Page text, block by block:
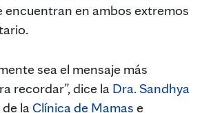
encuentran en ambos extremos
sea el mensaje más
recordar”, dice la Dra. Sandhya
la Clínica de Mamas e